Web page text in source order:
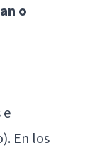
o
En los